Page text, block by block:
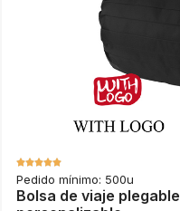
Pedido mínimo: 500u
Bolsa de viaje plegable